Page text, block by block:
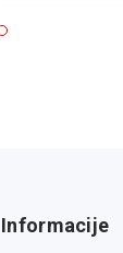
Informacije